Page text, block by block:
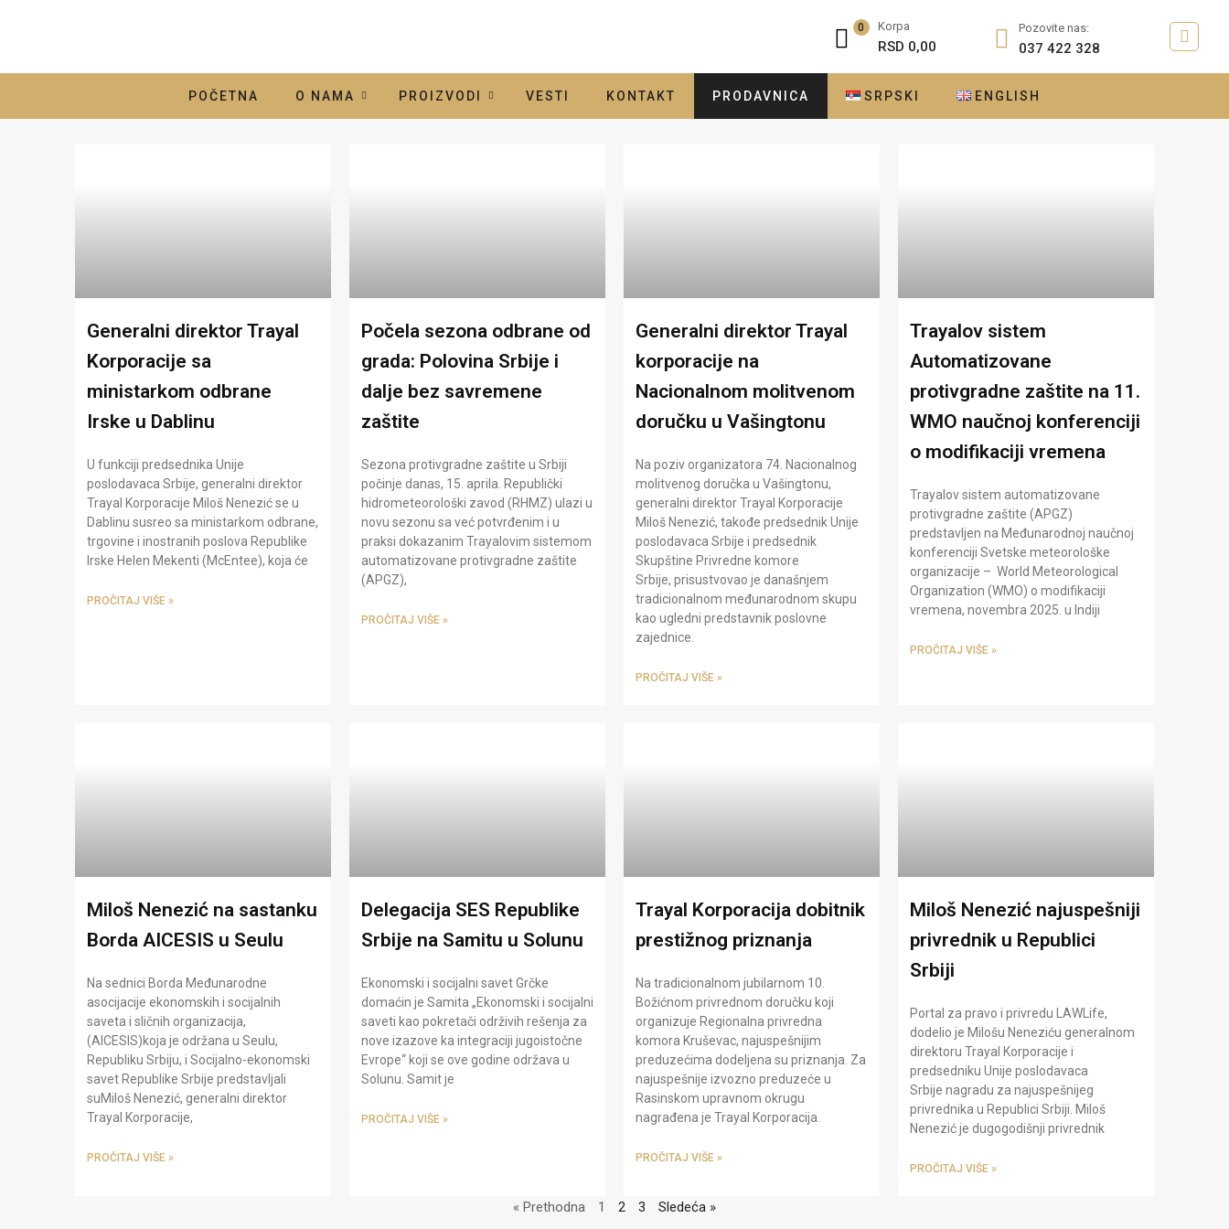
Korpa
RSD 0,00
0 Pozovite nas:
037 422 328
POČETNA O NAMA PROIZVODI VESTI KONTAKT PRODAVNICA SRPSKI ENGLISH
Generalni direktor Trayal
Korporacije sa
ministarkom odbrane
Irske u Dablinu
U funkciji predsednika Unije
poslodavaca Srbije, generalni direktor
Trayal Korporacije Miloš Nenezić se u
Dablinu susreo sa ministarkom odbrane,
trgovine i inostranih poslova Republike
Irske Helen Mekenti (McEntee), koja će
PROČITAJ VIŠE »
Počela sezona odbrane od
grada: Polovina Srbije i
dalje bez savremene
zaštite
Sezona protivgradne zaštite u Srbiji
počinje danas, 15. aprila. Republički
hidrometeorološki zavod (RHMZ) ulazi u
novu sezonu sa već potvrđenim i u
praksi dokazanim Trayalovim sistemom
automatizovane protivgradne zaštite
(APGZ),
PROČITAJ VIŠE »
Generalni direktor Trayal
korporacije na
Nacionalnom molitvenom
doručku u Vašingtonu
Na poziv organizatora 74. Nacionalnog
molitvenog doručka u Vašingtonu,
generalni direktor Trayal Korporacije
Miloš Nenezić, takođe predsednik Unije
poslodavaca Srbije i predsednik
Skupštine Privredne komore
Srbije, prisustvovao je današnjem
tradicionalnom međunarodnom skupu
kao ugledni predstavnik poslovne
zajednice.
PROČITAJ VIŠE »
Trayalov sistem
Automatizovane
protivgradne zaštite na 11.
WMO naučnoj konferenciji
o modifikaciji vremena
Trayalov sistem automatizovane
protivgradne zaštite (APGZ)​
predstavljen na Međunarodnoj naučnoj
konferenciji​ Svetske meteorološke
organizacije – World Meteorological
Organization (WMO) o modifikaciji
vremena, novembra 2025. u Indiji
PROČITAJ VIŠE »
Miloš Nenezić na sastanku
Borda AICESIS u Seulu
Na sednici Borda Međunarodne
asocijacije ekonomskih i socijalnih
saveta i sličnih organizacija,
(AICESIS)koja je održana u Seulu,
Republiku Srbiju, i Socijalno-ekonomski
savet Republike Srbije predstavljali
suMiloš Nenezić, generalni direktor
Trayal Korporacije,
PROČITAJ VIŠE »
Delegacija SES Republike
Srbije na Samitu u Solunu
Ekonomski i socijalni savet Grčke
domaćin je Samita „Ekonomski i socijalni
saveti kao pokretači održivih rešenja za
nove izazove ka integraciji jugoistočne
Evrope“ koji se ove godine održava u
Solunu. Samit je
PROČITAJ VIŠE »
Trayal Korporacija dobitnik
prestižnog priznanja
Na tradicionalnom jubilarnom 10.
Božićnom privrednom doručku koji
organizuje Regionalna privredna
komora Kruševac, najuspešnijim
preduzećima dodeljena su priznanja. Za
najuspešnije izvozno preduzeće u
Rasinskom upravnom okrugu
nagrađena je Trayal Korporacija.
PROČITAJ VIŠE »
Miloš Nenezić najuspešniji
privrednik u Republici
Srbiji
Portal za pravo i privredu LAWLife,
dodelio je Milošu Neneziću generalnom
direktoru Trayal Korporacije i
predsedniku Unije poslodavaca
Srbije nagradu za najuspešnijeg
privrednika u Republici Srbiji. Miloš
Nenezić je dugogodišnji privrednik
PROČITAJ VIŠE »
« Prethodna 1 2 3 Sledeća »